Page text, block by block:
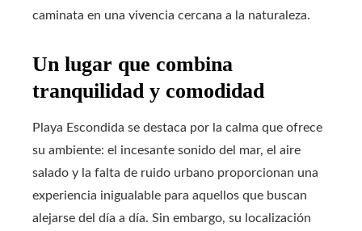
caminata en una vivencia cercana a la naturaleza.
Un lugar que combina
tranquilidad y comodidad
Playa Escondida se destaca por la calma que ofrece
su ambiente: el incesante sonido del mar, el aire
salado y la falta de ruido urbano proporcionan una
experiencia inigualable para aquellos que buscan
alejarse del día a día. Sin embargo, su localización